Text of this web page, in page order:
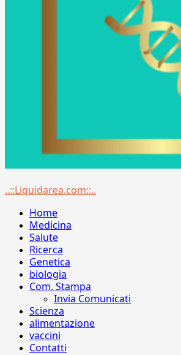
Menu
..::Liquidarea.com::..
Home
Medicina
Salute
Ricerca
Genetica
biologia
Com. Stampa
Invia Comunicati
Scienza
alimentazione
vaccini
Contatti